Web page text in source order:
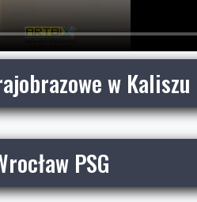
w Kaliszu
PSG